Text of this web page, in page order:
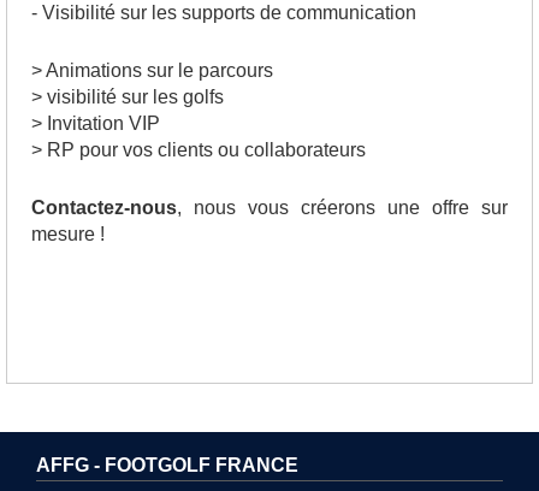
- Visibilité sur les supports de communication
> Animations sur le parcours
> visibilité sur les golfs
> Invitation VIP
> RP pour vos clients ou collaborateurs
Contactez-nous, nous vous créerons une offre sur
mesure !
AFFG - FOOTGOLF FRANCE